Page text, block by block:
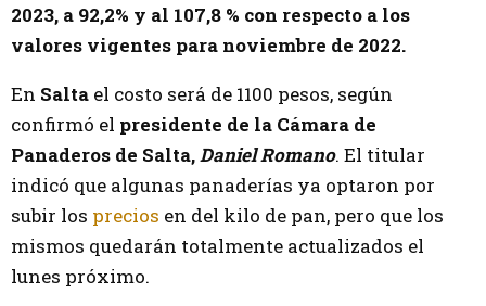
2023, a 92,2% y al 107,8 % con respecto a los
valores vigentes para noviembre de 2022.
En Salta el costo será de 1100 pesos, según
confirmó el presidente de la Cámara de
Panaderos de Salta,Daniel Romano. El titular
indicó que algunas panaderías ya optaron por
subir los precios en del kilo de pan, pero que los
mismos quedarán totalmente actualizados el
lunes próximo.